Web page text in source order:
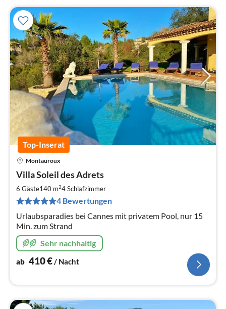
Top-Inserat
Montauroux
Villa Soleil des Adrets
6 Gäste140 m24Schlafzimmer
4 Bewertungen
Urlaubsparadies bei Cannes mit privatem Pool, nur 15
Min. zum Strand
Sehr nachhaltig
ab 410€/ Nacht